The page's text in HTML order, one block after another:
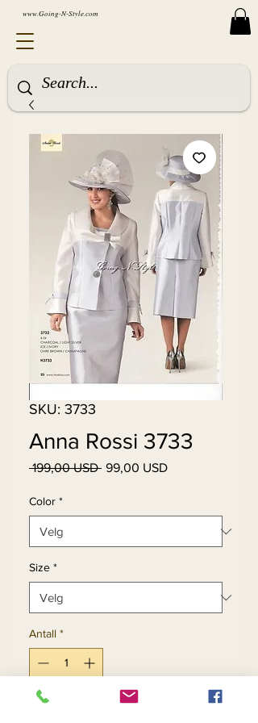
www.Going-N-Style.com
SKU: 3733
Anna Rossi 3733
199,00 USD Vanlig
99,00 USDSalgspris
Color *
Size *
Antall *